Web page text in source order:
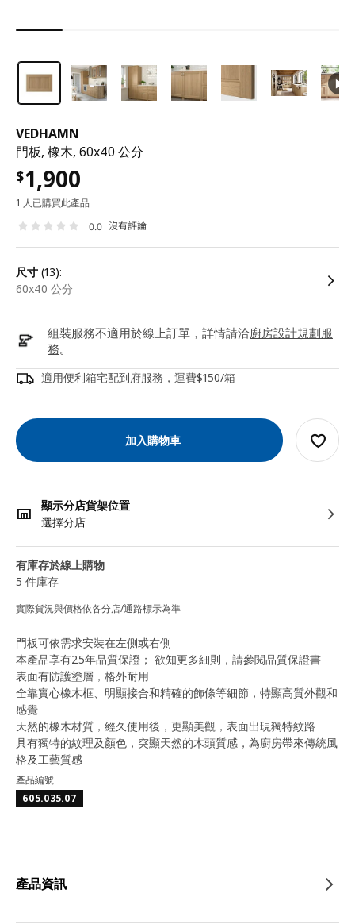
VEDHAMN
門板, 橡木, 60x40 公分
$1,900
1 人已購買此產品
0.0 沒有評論
尺寸 (13):
60x40 公分
組裝服務不適用於線上訂單，詳情請洽廚房設計規劃服
務。
適用便利箱宅配到府服務，運費$150/箱
加入購物車
顯示分店貨架位置
選擇分店
有庫存於線上購物
5 件庫存
實際貨況與價格依各分店/通路標示為準
門板可依需求安裝在左側或右側
本產品享有25年品質保證； 欲知更多細則，請參閱品質保證書
表面有防護塗層，格外耐用
全靠實心橡木框、明顯接合和精確的飾條等細節，特顯高質外觀和
感覺
天然的橡木材質，經久使用後，更顯美觀，表面出現獨特紋路
具有獨特的紋理及顏色，突顯天然的木頭質感，為廚房帶來傳統風
格及工藝質感
產品編號
605.035.07
產品資訊